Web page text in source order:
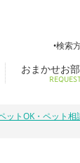
検索
おまかせお
ットOK・ペット相